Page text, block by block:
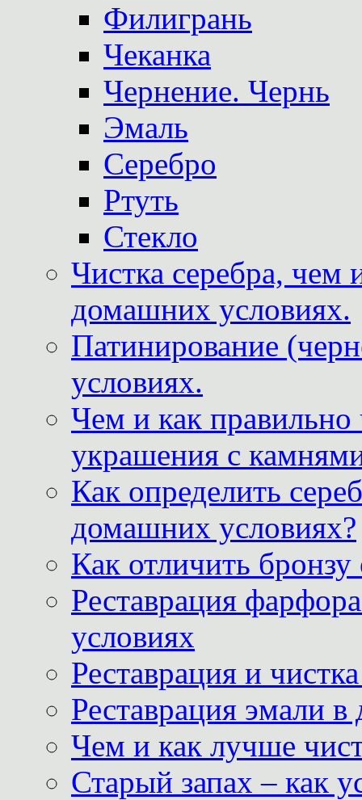
Филигрань
Чеканка
Чернение. Чернь
Эмаль
Серебро
Ртуть
Стекло
Чистка серебра, чем
домашних условиях.
Патинирование
условиях.
Чем и как
украшения с
Как определить
домашних условиях?
Как отличить
Реставрация
условиях
Реставрация и
Реставрация эмали
Чем и как лучше
Старый запах – как